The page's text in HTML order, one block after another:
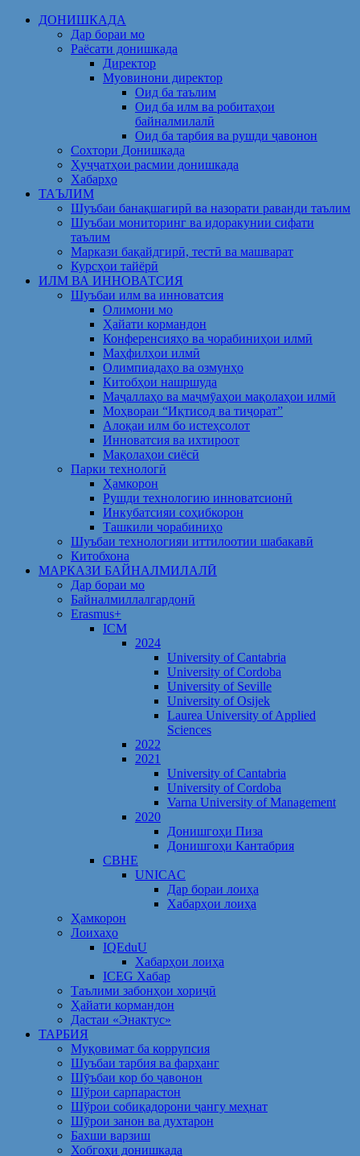
Skip
ДОНИШКАДА
Дар бораи мо
Раёсати донишкада
Директор
Муовинони директор
Оид ба таълим
Оид ба илм ва робитаҳои
байналмилалӣ
Оид ба тарбия ва рушди ҷавонон
Сохтори Донишкада
Ҳуҷҷатҳои расмии донишкада
Хабарҳо
ТАЪЛИМ
Шуъбаи банақшагирӣ ва назорати раванди таълим
Шуъбаи мониторинг ва идоракунии сифати
таълим
Маркази бақайдгирӣ, тестӣ ва машварат
Курсҳои тайёрӣ
ИЛМ ВА ИННОВАТСИЯ
Шуъбаи илм ва инноватсия
Олимони мо
Ҳайати кормандон
Конференсияҳо ва чорабиниҳои илмӣ
Маҳфилҳои илмӣ
Олимпиадаҳо ва озмунҳо
Китобҳои нашршуда
Маҷаллаҳо ва маҷмӯаҳои мақолаҳои илмӣ
Моҳвораи “Иқтисод ва тиҷорат”
Алоқаи илм бо истеҳсолот
Инноватсия ва ихтироот
Мақолаҳои сиёсӣ
Парки технологӣ
Ҳамкорон
Рушди технологию инноватсионӣ
Инкубатсияи соҳибкорон
Ташкили чорабиниҳо
Шуъбаи технологияи иттилоотии шабакавӣ
Китобхона
МАРКАЗИ БАЙНАЛМИЛАЛӢ
Дар бораи мо
Байналмиллалгардонӣ
Erasmus+
ICM
2024
University of Cantabria
University of Cordoba
University of Seville
University of Osijek
Laurea University of Applied
Sciences
2022
2021
University of Cantabria
University of Cordoba
Varna University of Management
2020
Донишгоҳи Пиза
Донишгоҳи Кантабрия
CBHE
UNICAC
Дар бораи лоиҳа
Хабарҳои лоиҳа
Ҳамкорон
Лоихаҳо
IQEduU
Хабарҳои лоиҳа
ICEG Хабар
Таълими забонҳои хориҷӣ
Ҳайати кормандон
Дастаи «Энактус»
ТАРБИЯ
Муқовимат ба коррупсия
Шуъбаи тарбия ва фарҳанг
Шӯъбаи кор бо ҷавонон
Шўрои сарпарастон
Шўрои собиқадорони ҷангу меҳнат
Шӯрои занон ва духтарон
Бахши варзиш
Хобгоҳи донишкада